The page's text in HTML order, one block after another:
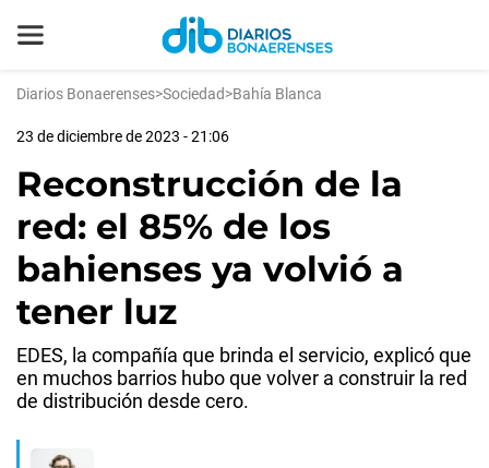
Diarios Bonaerenses>Sociedad>Bahía Blanca
23 de diciembre de 2023 - 21:06
Reconstrucción de la
red: el 85% de los
bahienses ya volvió a
tener luz
EDES, la compañía que brinda el servicio, explicó que
en muchos barrios hubo que volver a construir la red
de distribución desde cero.